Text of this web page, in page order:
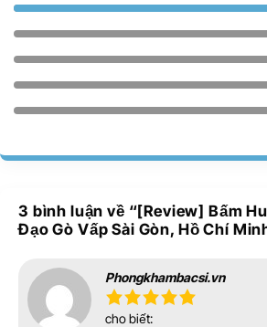
3 bình luận về “[Review] Bấm
Đạo Gò Vấp Sài Gòn, Hồ Chí
Phongkhambacsi.vn
cho biết: